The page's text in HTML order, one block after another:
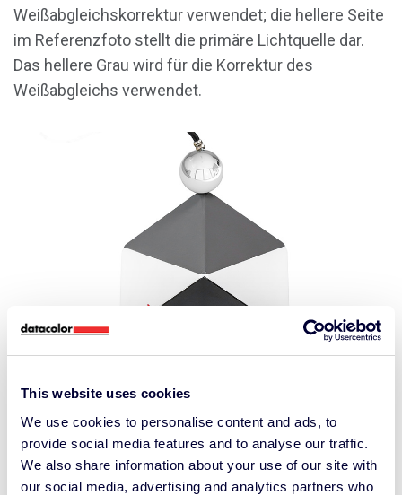
This website uses cookies
We use cookies to personalise content and ads, to
provide social media features and to analyse our traffic.
We also share information about your use of our site with
our social media, advertising and analytics partners who
Weißabgleichskorrektur verwendet; die hellere Seite
im Referenzfoto stellt die primäre Lichtquelle dar.
Das hellere Grau wird für die Korrektur des
Weißabgleichs verwendet.
Die Schwarzfalle definiert ein absolutes, echtes
Schwarz für die Schwarzpunktkorrektur.